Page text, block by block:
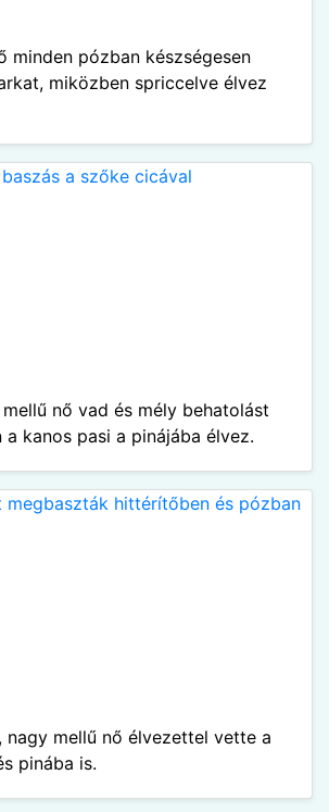
minden pózban készségesen
miközben spriccelve élvez
nő vad és mély behatolást
a kanos pasi a pinájába élvez.
nagy mellű nő élvezettel vette a
pinába is.